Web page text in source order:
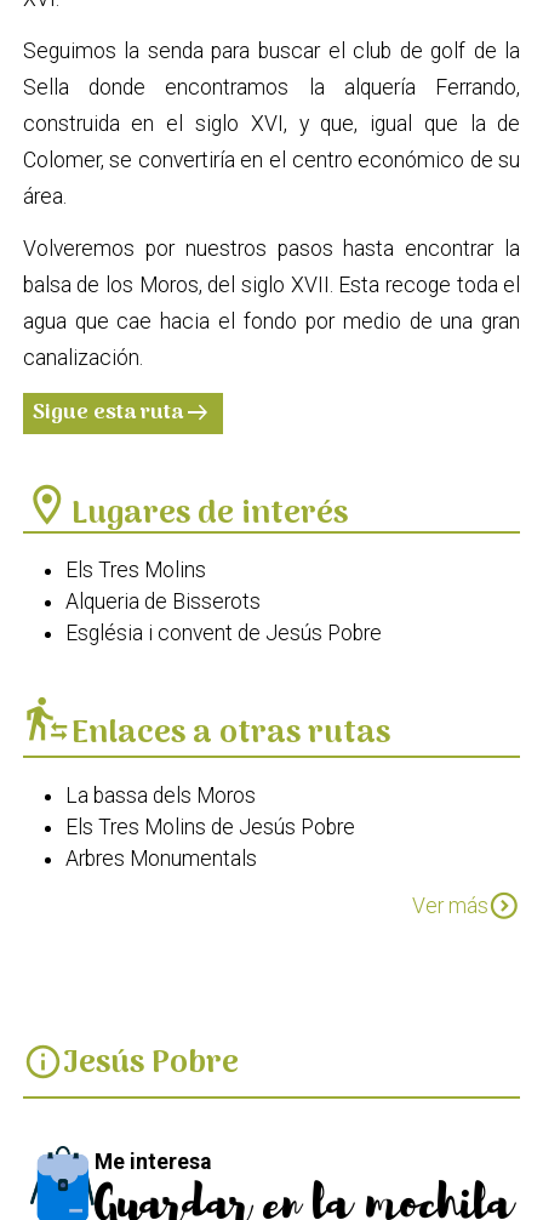
Seguimos la senda para buscar el club de golf de la
Sella donde encontramos la alquería Ferrando,
construida en el siglo XVI, y que, igual que la de
Colomer, se convertiría en el centro económico de su
área.
Volveremos por nuestros pasos hasta encontrar la
balsa de los Moros, del siglo XVII. Esta recoge toda el
agua que cae hacia el fondo por medio de una gran
canalización.
Sigue esta rutaarrow_right_alt
location_on Lugares de interés
Els Tres Molins
Alqueria de Bisserots
Església i convent de Jesús Pobre
transfer_within_a_stationEnlaces a otras rutas
La bassa dels Moros
Els Tres Molins de Jesús Pobre
Arbres Monumentals
GR 330 Costa Blanca Interior Etapa 1 de Dénia a
Ver másexpand_circle_down
infoJesús Pobre
Me interesa
Guardar en la mochila